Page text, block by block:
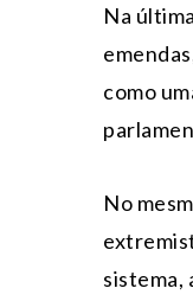
Na
como
No
sistema,